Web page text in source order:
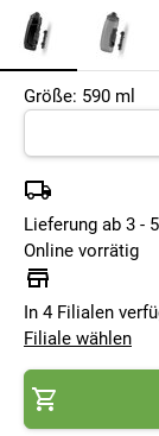
Größe: 590 ml
Lieferung ab 3 -
Online vorrätig
In 4 Filialen
Filiale wählen